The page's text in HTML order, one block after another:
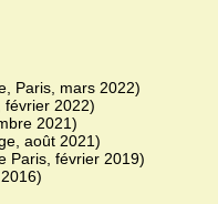
Paris, mars 2022)
février 2022)
2021)
août 2021)
Paris, février 2019)